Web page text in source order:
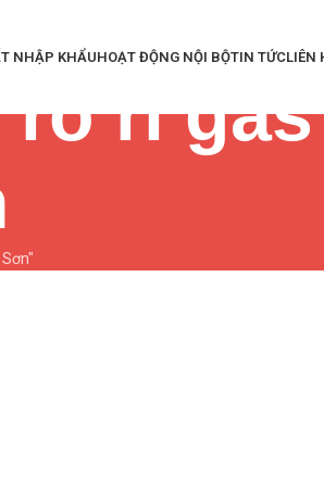
NHẬP KHẨUHOẠT ĐỘNG NỘI BỘTIN TỨCLIÊN
rỉ